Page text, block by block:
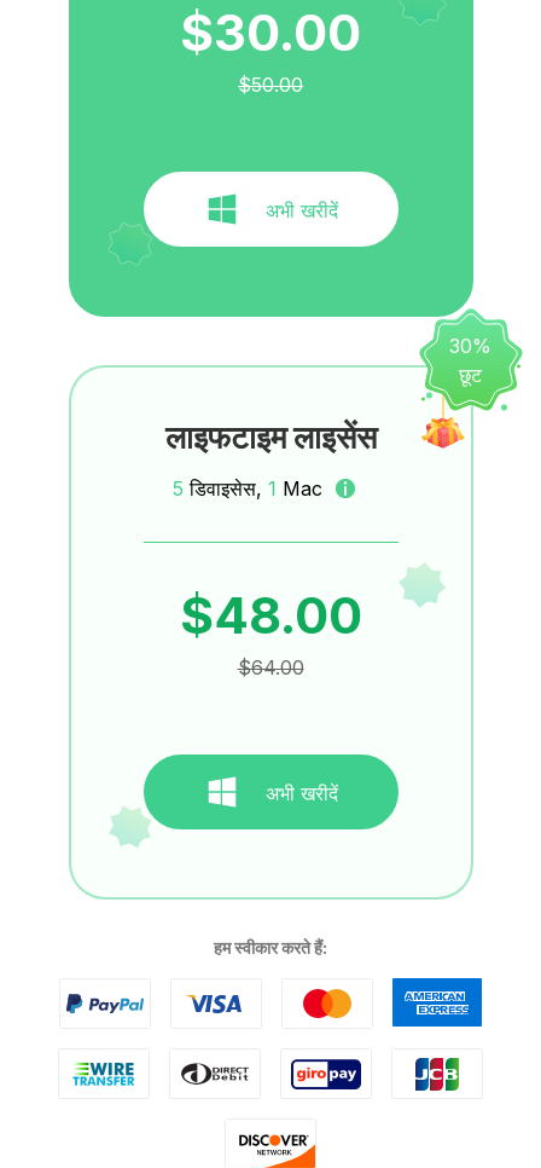
$30.00
$50.00
अभी खरीदें
30%
छूट
लाइफटाइम लाइसेंस
5 डिवाइसेस, 1 Mac
$48.00
$64.00
अभी खरीदें
हम स्वीकार करते हैं: